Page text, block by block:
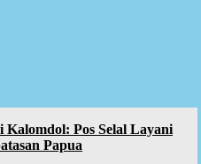
Pos Selal Layani
Papua